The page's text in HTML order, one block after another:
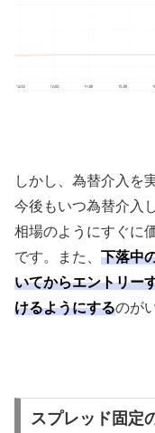
しかし、為替介入を
今後もいつ為替介入
相場のようにすぐに
です。また、 下落中
いてからエントリー
けるようにするのが
スプレッド固定